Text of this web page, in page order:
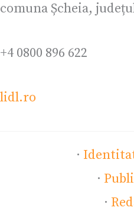
comuna Șcheia,
+4 0800 896 622
lidl.ro
·
·
·